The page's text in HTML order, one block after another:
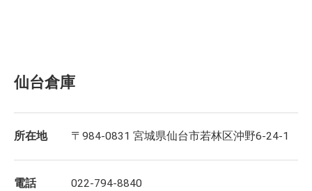
仙台倉庫
所在地 〒984-0831 宮城県仙台市若林区沖野6-24-1
電話 022-794-8840